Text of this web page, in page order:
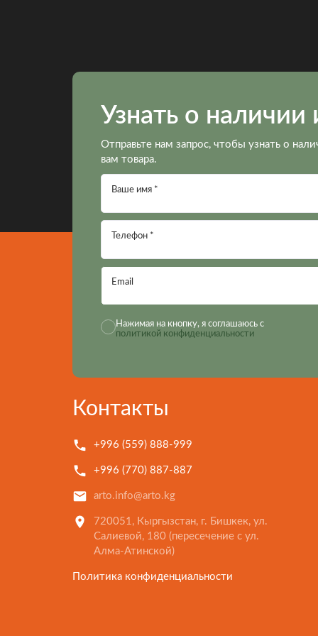
Узнать о наличии
Отправьте нам запрос, чтобы узнать о
вам товара.
Ваше имя *
Телефон *
Email
Нажимая на кнопку, я соглашаюсь с
политикой конфиденциальности
Контакты
+996 (559) 888-999
+996 (770) 887-887
arto.info@arto.kg
720051, Кыргызстан, г. Бишкек, ул.
Салиевой, 180 (пересечение с ул.
Алма-Атинской)
Политика конфиденциальности